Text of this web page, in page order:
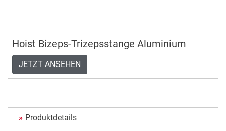
Hoist Bizeps-Trizepsstange Aluminium
JETZT ANSEHEN
Produktdetails